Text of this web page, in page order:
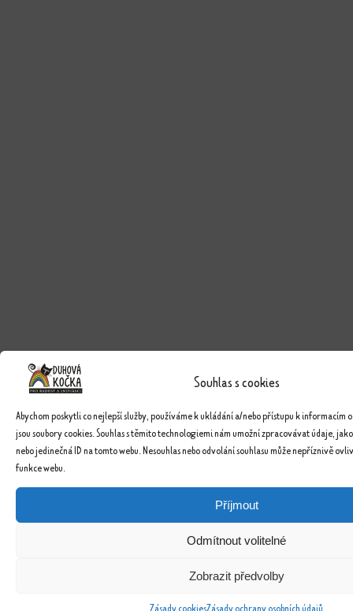
Souhlas s cookies
Abychom poskytli co nejlepší služby, používáme k ukládání a/nebo přístupu k informacím
jsou soubory cookies. Souhlas s těmito technologiemi nám umožní zpracovávat údaje,
nebo jedinečná ID na tomto webu. Nesouhlas nebo odvolání souhlasu může nepříznivě
funkce webu.
Příjmout
Odmítnout volitelné
Zobrazit předvolby